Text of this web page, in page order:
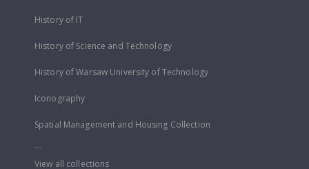
History of IT
History of Science and Technology
History of Warsaw University of Technology
Iconography
Spatial Management and Housing Collection
...
View all collections